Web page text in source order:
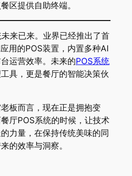
区提供自助终端。
来已来。业界已经推出了首
用的POS装置，内置多种AI
运营效率。未来的POS系统
具，更是餐厅的智能决策伙
板而言，现在正是拥抱变
厅POS系统的时候，让技术
力量，在保持传统美味的同
的效率与洞察。